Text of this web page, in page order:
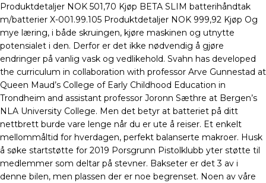
Produktdetaljer NOK 501,70 Kjøp BETA SLIM batterihåndtak
m/batterier X-001.99.105 Produktdetaljer NOK 999,92 Kjøp Og
mye læring, i både skruingen, kjøre maskinen og utnytte
potensialet i den. Derfor er det ikke nødvendig å gjøre
endringer på vanlig vask og vedlikehold. Svahn has developed
the curriculum in collaboration with professor Arve Gunnestad at
Queen Maud’s College of Early Childhood Education in
Trondheim and assistant professor Joronn Sæthre at Bergen’s
NLA University College. Men det betyr at batteriet på ditt
nettbrett burde vare lenge når du er ute å reiser. Et enkelt
mellommåltid for hverdagen, perfekt balanserte makroer. Husk
å søke startstøtte for 2019 Porsgrunn Pistolklubb yter støtte til
medlemmer som deltar på stevner. Bakseter er det 3 av i
denne bilen, men plassen der er noe begrenset. Noen av våre